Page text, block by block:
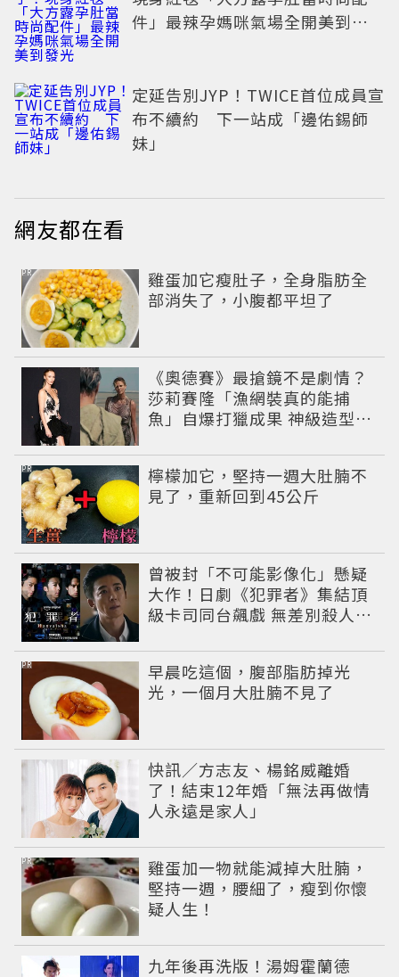
件」最辣孕媽咪氣場全開美到發
定延告別JYP！TWICE首位成員宣
布不續約 下一站成「邊佑錫師
妹」
網友都在看
雞蛋加它瘦肚子，全身脂肪全
部消失了，小腹都平坦了
PR
《奧德賽》最搶鏡不是劇情？
莎莉賽隆「漁網裝真的能捕
魚」自爆打獵成果 神級造型美
檸檬加它，堅持一週大肚腩不
見了，重新回到45公斤
PR
曾被封「不可能影像化」懸疑
大作！日劇《犯罪者》集結頂
級卡司同台飆戲 無差別殺人案
早晨吃這個，腹部脂肪掉光
光，一個月大肚腩不見了
PR
快訊／方志友、楊銘威離婚
了！結束12年婚「無法再做情
人永遠是家人」
雞蛋加一物就能減掉大肚腩，
堅持一週，腰細了，瘦到你懷
疑人生！
PR
九年後再洗版！湯姆霍蘭德